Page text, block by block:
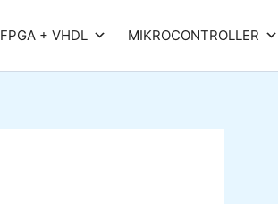
FPGA + VHDL MIKROCONTROLLER